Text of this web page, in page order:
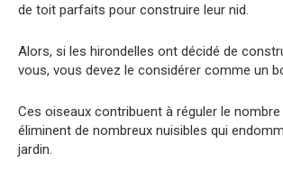
de toit parfaits pour construire leur nid.
Alors, si les hirondelles ont décidé de
vous, vous devez le considérer comme un
Ces oiseaux contribuent à réguler le nombre
éliminent de nombreux nuisibles qui
jardin.